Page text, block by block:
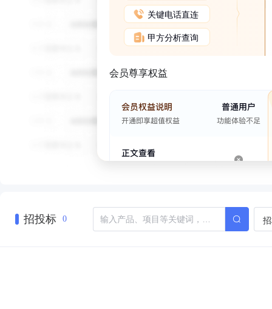
关键电话直连
甲方分析查询
会员尊享权益
招投标 0